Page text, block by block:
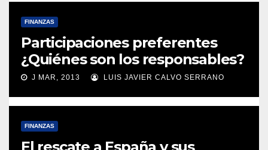
FINANZAS
Participaciones preferentes
¿Quiénes son los responsables?
J MAR, 2013 LUIS JAVIER CALVO SERRANO
FINANZAS